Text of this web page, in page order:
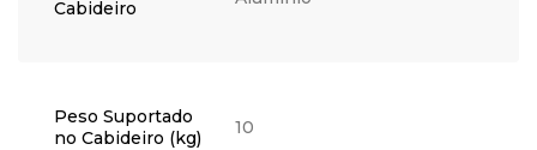
Cabideiro
Peso Suportado
no Cabideiro (kg)
10